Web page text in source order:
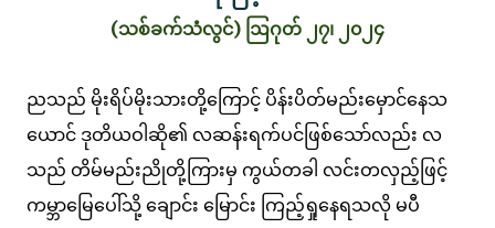
(သစ်ခက်သံလွင်) ဩဂုတ် ၂၇၊ ၂၀၂၄
ညသည် မိုးရိပ်မိုးသားတို့ကြောင့် ပိန်းပိတ်မည်းမှောင်နေသ
ယောင် ဒုတိယဝါဆို၏ လဆန်းရက်ပင်ဖြစ်သော်လည်း လ
သည် တိမ်မည်းညိုတို့ကြားမှ ကွယ်တခါ လင်းတလှည့်ဖြင့်
ကမ္ဘာမြေပေါ်သို့ ချောင်း မြောင်း ကြည့်ရှုနေရသလို မပီ